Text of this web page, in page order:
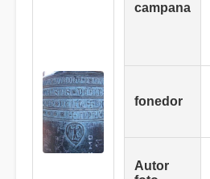
campana
fonedor
Autor